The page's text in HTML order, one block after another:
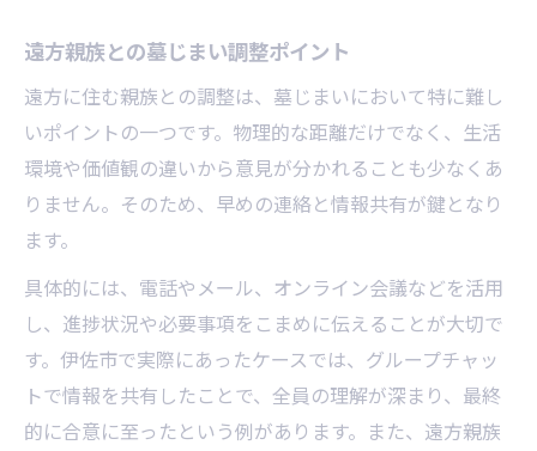
遠方親族との墓じまい調整ポイント
遠方に住む親族との調整は、墓じまいにおいて特に難し
いポイントの一つです。物理的な距離だけでなく、生活
環境や価値観の違いから意見が分かれることも少なくあ
りません。そのため、早めの連絡と情報共有が鍵となり
ます。
具体的には、電話やメール、オンライン会議などを活用
し、進捗状況や必要事項をこまめに伝えることが大切で
す。伊佐市で実際にあったケースでは、グループチャッ
トで情報を共有したことで、全員の理解が深まり、最終
的に合意に至ったという例があります。また、遠方親族